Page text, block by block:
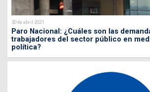
30 de abril 2021
Paro Nacional: ¿Cuáles son las
trabajadores del sector público en
política?